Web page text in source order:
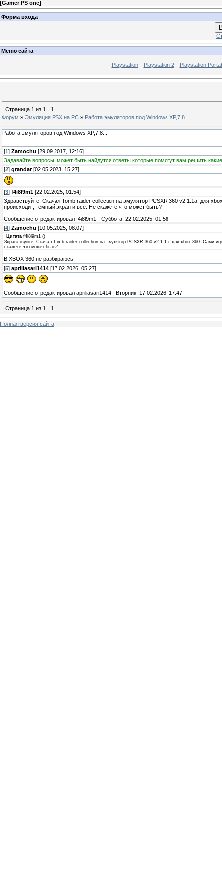
[Gamer PS one]
Форма входа
Меню сайта
Playstation Playstation 2 Playstation
Страница 1 из 1
1
Форум » Эмуляция PSX на PC » Работа эмуляторов под Windows XP,7,8...
Работа эмуляторов под Windows XP,7,8...
[1 ] Zamochu [29.09.2017, 12:16]
Задавайте вопросы, может быть найдутся ответы которые помогут вам решить
[2] grandar[02.05.2023, 15:27]
[3] f4i8l9m1 [22.02.2025, 01:54]
Здравствуйте. Скачал Tomb raider collection на эмулятор PCSXR 360 v2.1.1a. для
происходит, тёмный экран и всё. Не скажете что может быть?
Сообщение отредактировал f4i8l9m1 - Суббота, 22.02.2025, 01:58
[4] Zamochu [10.05.2025, 08:07]
Цитата f4i8l9m1 ()
Здравствуйте. Скачал Tomb raider collection на эмулятор PCSXR 360 v2.1.1a. для xbox 360. Сами
скажете что может быть?
В XBOX 360 не разбираюсь.
[5] apriliasari1414 [17.02.2026, 05:27]
Сообщение отредактировал apriliasari1414 - Вторник, 17.02.2026, 17:47
Страница 1 из 1 1
Полная версия сайта